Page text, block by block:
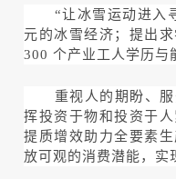
“让冰雪运动进入
元的冰雪经济；提出
300 个产业工人学历
重视人的期盼、
挥投资于物和投资于
提质增效助力全要素
放可观的消费潜能，实